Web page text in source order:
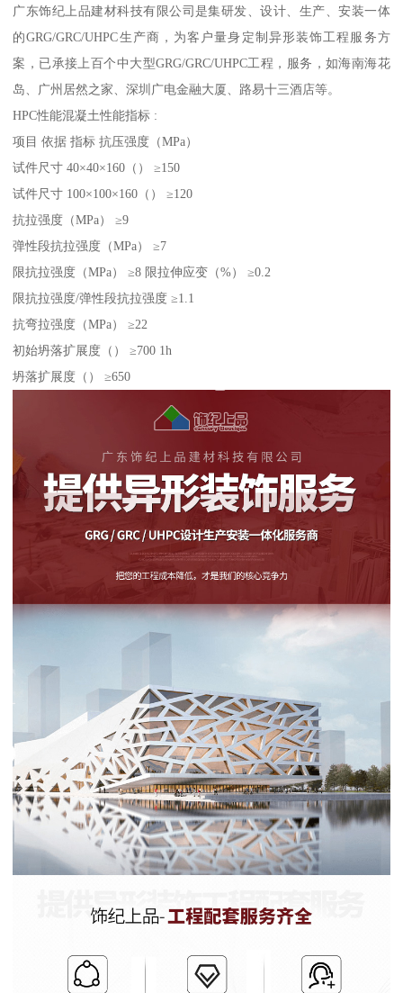
广东饰纪上品建材科技有限公司是集研发、设计、生产、安装一体
的GRG/GRC/UHPC生产商，为客户量身定制异形装饰工程服务方
案，已承接上百个中大型GRG/GRC/UHPC工程，服务，如海南海花
岛、广州居然之家、深圳广电金融大厦、路易十三酒店等。
HPC性能混凝土性能指标 :
项目 依据 指标 抗压强度（MPa）
试件尺寸 40×40×160（） ≥150
试件尺寸 100×100×160（） ≥120
抗拉强度（MPa） ≥9
弹性段抗拉强度（MPa） ≥7
限抗拉强度（MPa） ≥8 限拉伸应变（%） ≥0.2
限抗拉强度/弹性段抗拉强度 ≥1.1
抗弯拉强度（MPa） ≥22
初始坍落扩展度（） ≥700 1h
坍落扩展度（） ≥650